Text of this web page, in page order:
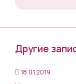
Другие
18.01.2019